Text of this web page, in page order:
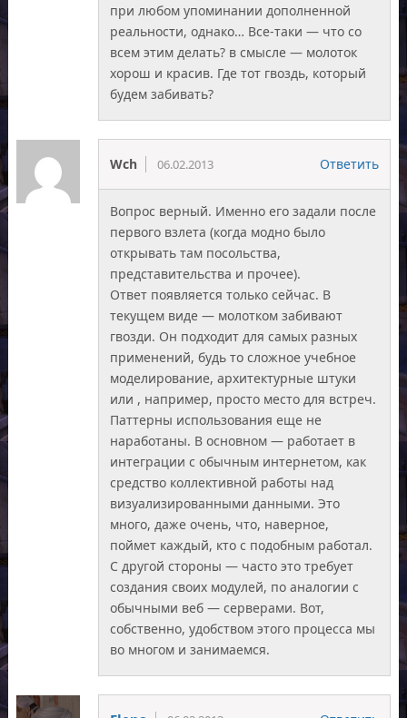
при любом упоминании дополненной
реальности, однако… Все-таки — что со
всем этим делать? в смысле — молоток
хорош и красив. Где тот гвоздь, который
будем забивать?
Wch 06.02.2013 Ответить
Вопрос верный. Именно его задали после
первого взлета (когда модно было
открывать там посольства,
представительства и прочее).
Ответ появляется только сейчас. В
текущем виде — молотком забивают
гвозди. Он подходит для самых разных
применений, будь то сложное учебное
моделирование, архитектурные штуки
или , например, просто место для встреч.
Паттерны использования еще не
наработаны. В основном — работает в
интеграции с обычным интернетом, как
средство коллективной работы над
визуализированными данными. Это
много, даже очень, что, наверное,
поймет каждый, кто с подобным работал.
С другой стороны — часто это требует
создания своих модулей, по аналогии с
обычными веб — серверами. Вот,
собственно, удобством этого процесса мы
во многом и занимаемся.